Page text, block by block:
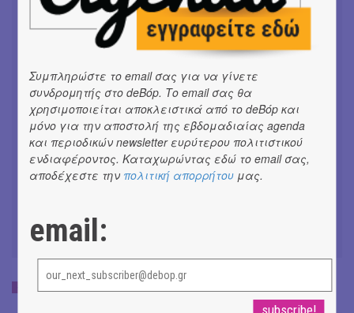
από VILLAGERS OF IOANNINA CITY |
#ΝΕΑ
Εναλλακτική Λυρική Σκηνή 2026/27
| Εναλλακτική Εποχή
#ΝΕΑ
Νέο single και music video πό
VASSIŁINA για HEATSTROKE σε μία
ΔΡΑΣΕΙΣ
Συμπληρώστε το email σας για να γίνετε
συνδρομητής στο deBόp. Το email σας θα
χρησιμοποιείται αποκλειστικά από το deBόp και
μόνο για την αποστολή της εβδομαδιαίας agenda
και περιοδικών newsletter ευρύτερου πολιτιστικού
ενδιαφέροντος. Καταχωρώντας εδώ το email σας,
αποδέχεστε την πολιτική απορρήτου μας.
email: